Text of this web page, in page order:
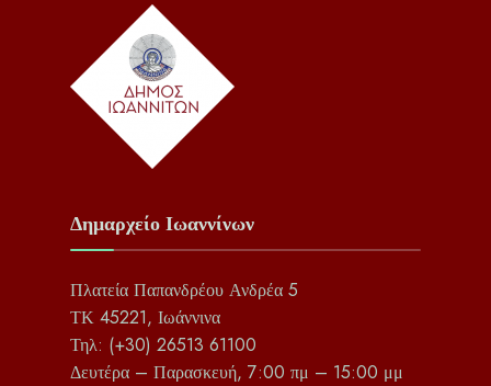
Δημαρχείο Ιωαννίνων
Πλατεία Παπανδρέου Ανδρέα 5
ΤΚ 45221, Ιωάννινα
Τηλ: (+30) 26513 61100
Δευτέρα – Παρασκευή, 7:00 πμ – 15:00 μμ